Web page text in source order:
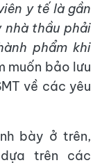
y tế là gần
nhà thầu phải
phẩm khi
muốn bảo lưu
về các yêu
bày ở trên,
trên các